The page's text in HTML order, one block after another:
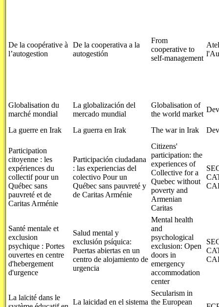
De la coopérative à
l’autogestion
De la cooperativa a la
autogestión
From
cooperative to
self-management
Globalisation du
marché mondial
La globalización del
mercado mundial
Globalisation of
the world market
La guerre en Irak La guerra en Irak The war in Irak
Participation
citoyenne : les
expériences du
collectif pour un
Québec sans
pauvreté et de
Caritas Arménie
Participación ciudadana
: las experiencias del
colectivo Pour un
Québec sans pauvreté y
de Caritas Arménie
Citizens'
participation: the
experiences of
Collective for a
Quebec without
poverty and
Armenian
Caritas
Santé mentale et
exclusion
psychique : Portes
ouvertes en centre
d'hebergement
d'urgence
Salud mental y
exclusión psíquica:
Puertas abiertas en un
centro de alojamiento de
urgencia
Mental health
and
psychological
exclusion: Open
doors in
emergency
accommodation
center
La laïcité dans le
La laicidad en el sistema
Secularism in
the European